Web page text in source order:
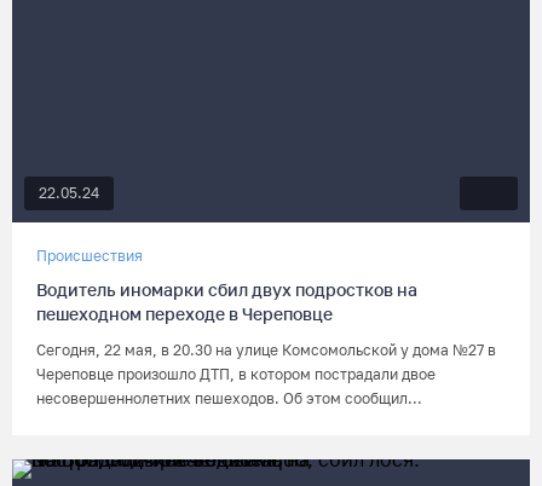
22.05.24
Происшествия
Водитель иномарки сбил двух подростков на
пешеходном переходе в Череповце
Сегодня, 22 мая, в 20.30 на улице Комсомольской у дома №27 в
Череповце произошло ДТП, в котором пострадали двое
несовершеннолетних пешеходов. Об этом сообщил...